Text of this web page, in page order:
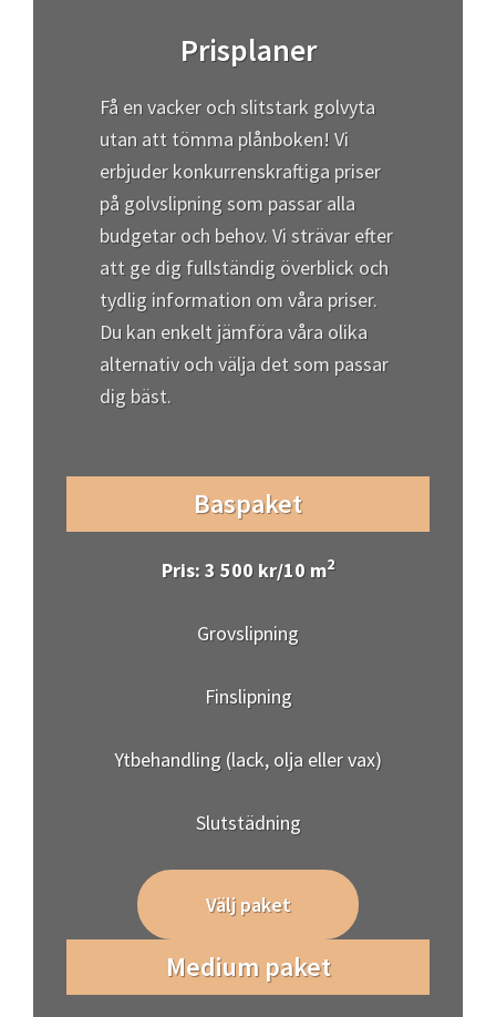
Prisplaner
Få en vacker och slitstark golvyta
utan att tömma plånboken! Vi
erbjuder konkurrenskraftiga priser
på golvslipning som passar alla
budgetar och behov. Vi strävar efter
att ge dig fullständig överblick och
tydlig information om våra priser.
Du kan enkelt jämföra våra olika
alternativ och välja det som passar
dig bäst.
Baspaket
Pris: 3 500 kr/10 m2
Grovslipning
Finslipning
Ytbehandling (lack, olja eller vax)
Slutstädning
Välj paket
Medium paket